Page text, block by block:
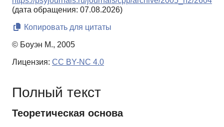
(дата обращения: 07.08.2026)
Копировать для цитаты
© Боуэн М., 2005
Лицензия: CC BY-NC 4.0
Полный текст
Теоретическая основа